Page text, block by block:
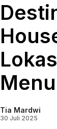
Tia Mardwi
30 Juli 2025